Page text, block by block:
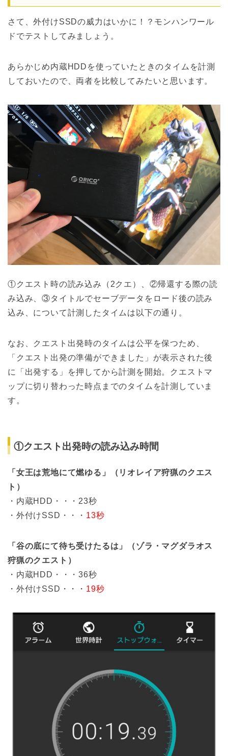
さて、外付けSSDの威力はいかに！？モンハンワール
ドでテストしてみましょう。
あらかじめ内蔵HDDを使っていたときのタイムを計測
しておいたので、両者を比較してみたいと思います。
①クエスト時の読み込み（2クエ）、②帰還する際の読
み込み、③タイトルでセーブデータをロード後の読み
込み、について計測したタイムは以下の通り。
なお、クエスト出発時のタイムは公平を保つため、
「クエスト出発の準備ができました」が表示された後
に「出発する」を押してから計測を開始。クエストマ
ップに切り替わった時点までのタイムを計測していま
す。
①クエスト出発時の読み込み時間
「女王は荒地にて燃ゆる」（リオレイア狩猟のクエス
ト）
・内蔵HDD・・・23秒
・外付けSSD・・・ 13秒
「谷の底にて待ち受けたるは」（ゾラ・マグダラオス
狩猟のクエスト）
・内蔵HDD・・・36秒
・外付けSSD・・・ 19秒